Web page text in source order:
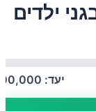
ילדים
יעד: